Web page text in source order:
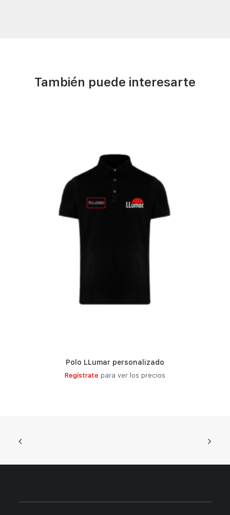
También puede interesarte
Polo LLumar personalizado
Regístrate para ver los precios